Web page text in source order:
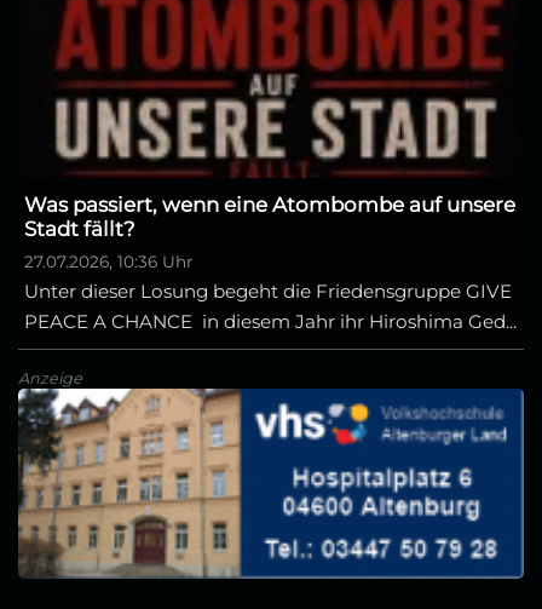
Was passiert, wenn eine Atombombe auf unsere
Stadt fällt?
27.07.2026, 10:36 Uhr
Unter dieser Losung begeht die Friedensgruppe GIVE
PEACE A CHANCE in diesem Jahr ihr Hiroshima Ged...
Anzeige